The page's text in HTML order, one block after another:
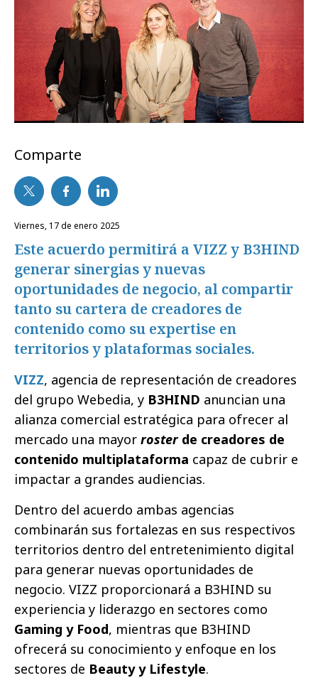
Comparte
viernes, 17 de enero 2025
Este acuerdo permitirá a VIZZ y B3HIND
generar sinergias y nuevas
oportunidades de negocio, al compartir
tanto su cartera de creadores de
contenido como su expertise en
territorios y plataformas sociales.
VIZZ, agencia de representación de creadores
del grupo Webedia, y B3HIND anuncian una
alianza comercial estratégica para ofrecer al
mercado una mayor rosterde creadores de
contenido multiplataforma capaz de cubrir e
impactar a grandes audiencias.
Dentro del acuerdo ambas agencias
combinarán sus fortalezas en sus respectivos
territorios dentro del entretenimiento digital
para generar nuevas oportunidades de
negocio. VIZZ proporcionará a B3HIND su
experiencia y liderazgo en sectores como
Gaming y Food, mientras que B3HIND
ofrecerá su conocimiento y enfoque en los
sectores de Beauty y Lifestyle.